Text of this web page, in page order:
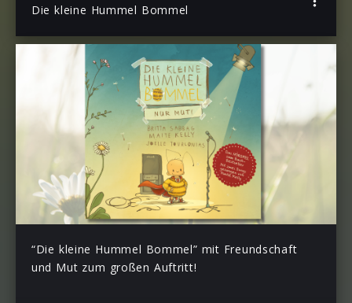
Die kleine Hummel Bommel
“Die kleine Hummel Bommel” mit Freundschaft
und Mut zum großen Auftritt!